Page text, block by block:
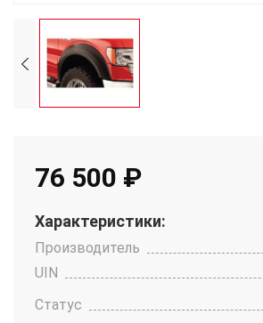
76 500 ₽
Характеристики:
Производитель
UIN
Статус